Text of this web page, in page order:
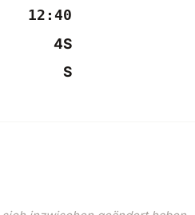
12:40
4S
S